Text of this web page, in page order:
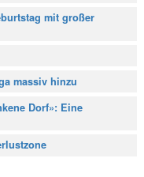
mit großer
massiv hinzu
Dorf»: Eine